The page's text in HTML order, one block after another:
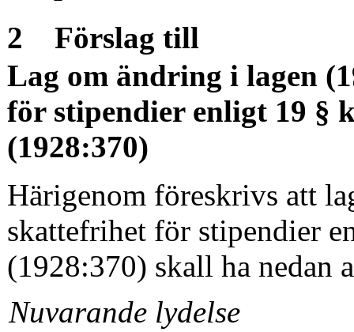
2 Förslag till
Lag om ändring i lagen
för stipendier enligt 19 §
(1928:370)
Härigenom föreskrivs att
skattefrihet för sti­pendier
(1928:370) skall ha nedan
Nuvarande lydelse